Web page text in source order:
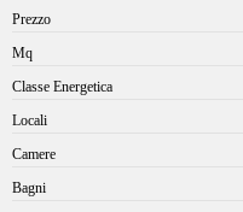
Prezzo
Mq
Classe Energetica
Locali
Camere
Bagni